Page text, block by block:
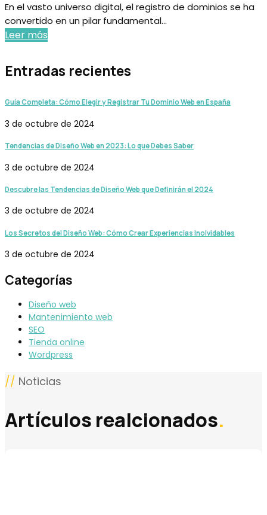
En el vasto universo digital, el registro de dominios se ha
convertido en un pilar fundamental...
Leer más
Entradas recientes
Guía Completa: Cómo Elegir y Registrar Tu Dominio Web en España
3 de octubre de 2024
Tendencias de Diseño Web en 2023: Lo que Debes Saber
3 de octubre de 2024
Descubre las Tendencias de Diseño Web que Definirán el 2024
3 de octubre de 2024
Los Secretos del Diseño Web: Cómo Crear Experiencias Inolvidables
3 de octubre de 2024
Categorías
Diseño web
Mantenimiento web
SEO
Tienda online
Wordpress
// Noticias
Artículos realcionados.